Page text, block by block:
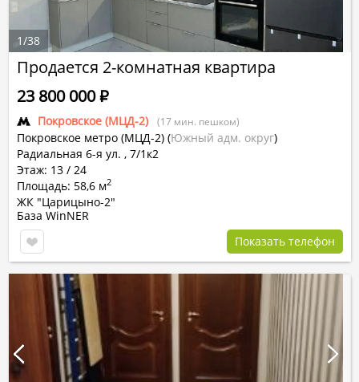
Продается 2-комнатная квартира
Покровское (МЦД-2) (17 мин. пешком)
Покровское метро (МЦД-2) (Южный адм. округ)
Радиальная 6-я ул. , 7/1к2
Этаж: 13 / 24
Площадь: 58,6 м2
ЖК "Царицыно-2"
23 800 000Р
База WinNER
Показать телефон
1/38